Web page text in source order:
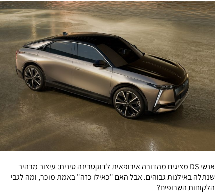
אנשי DS מציגים מהדורה אירופאית לדוקטרינה סינית: עיצוב מרהיב
שנתלה באילנות גבוהים. אבל האם "כאילו כזה" באמת מוכר, ומה לגבי
הלקוחות השרופים?